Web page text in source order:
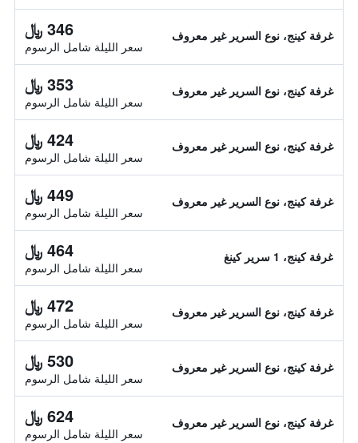
غرفة كينج، نوع السرير غير معروف 346 ﷼
سعر الليلة شامل الرسوم
غرفة كينج، نوع السرير غير معروف 353 ﷼
سعر الليلة شامل الرسوم
غرفة كينج، نوع السرير غير معروف 424 ﷼
سعر الليلة شامل الرسوم
غرفة كينج، نوع السرير غير معروف 449 ﷼
سعر الليلة شامل الرسوم
غرفة كينج، 1 سرير كينغ 464 ﷼
سعر الليلة شامل الرسوم
غرفة كينج، نوع السرير غير معروف 472 ﷼
سعر الليلة شامل الرسوم
غرفة كينج، نوع السرير غير معروف 530 ﷼
سعر الليلة شامل الرسوم
غرفة كينج، نوع السرير غير معروف 624 ﷼
سعر الليلة شامل الرسوم